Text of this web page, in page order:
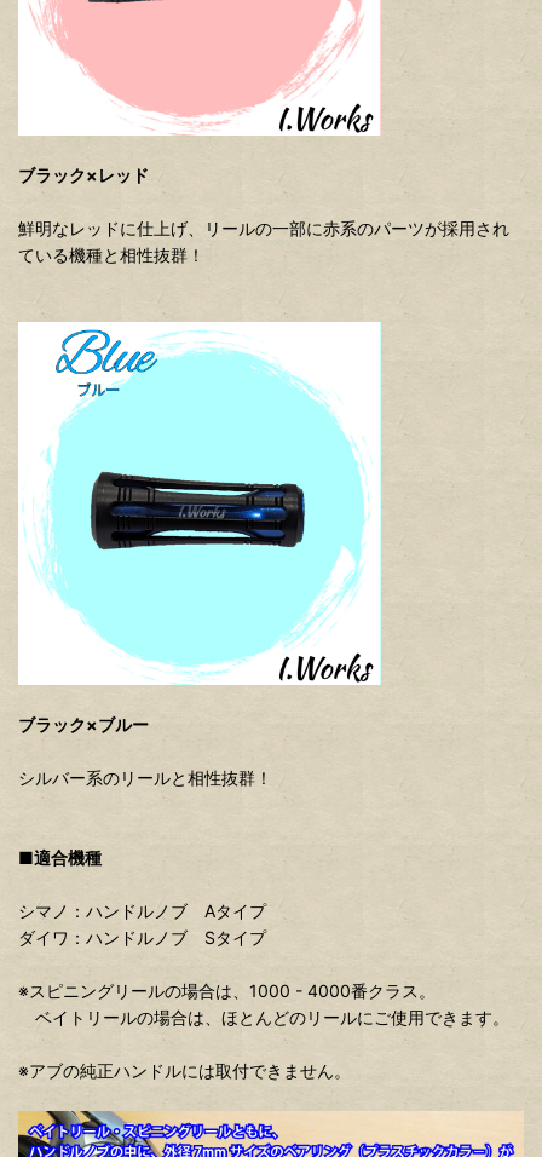
ブラック×レッド
鮮明なレッドに仕上げ、リールの一部に赤系のパーツが採用され
ている機種と相性抜群！
ブラック×ブルー
シルバー系のリールと相性抜群！
■適合機種
シマノ：ハンドルノブ Aタイプ
ダイワ：ハンドルノブ Sタイプ
※スピニングリールの場合は、1000 - 4000番クラス。
ベイトリールの場合は、ほとんどのリールにご使用できます。
※アブの純正ハンドルには取付できません。